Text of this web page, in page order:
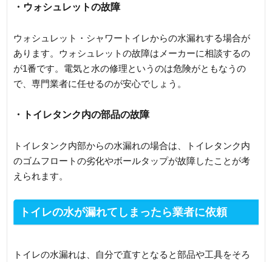
・ウォシュレットの故障
ウォシュレット・シャワートイレからの水漏れする場合が
あります。ウォシュレットの故障はメーカーに相談するの
が1番です。電気と水の修理というのは危険がともなうの
で、専門業者に任せるのが安心でしょう。
・トイレタンク内の部品の故障
トイレタンク内部からの水漏れの場合は、トイレタンク内
のゴムフロートの劣化やボールタップが故障したことが考
えられます。
トイレの水が漏れてしまったら業者に依頼
トイレの水漏れは、自分で直すとなると部品や工具をそろ